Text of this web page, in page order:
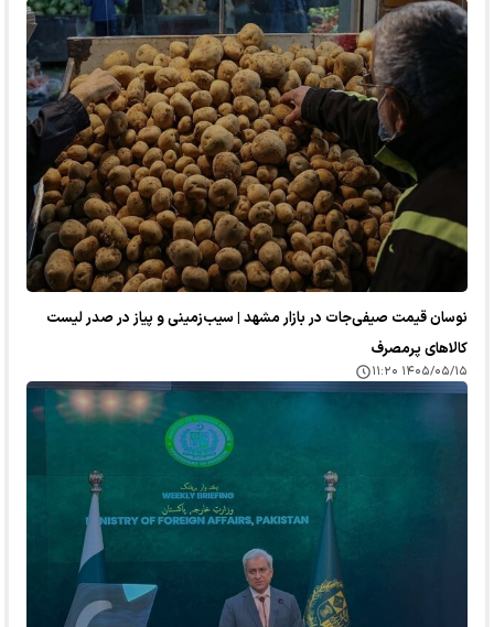
نوسان قیمت صیفی‌جات در بازار مشهد | سیب‌زمینی و پیاز در صدر لیست
کالا‌های پرمصرف
۱۴۰۵/۰۵/۱۵ ۱۱:۲۰